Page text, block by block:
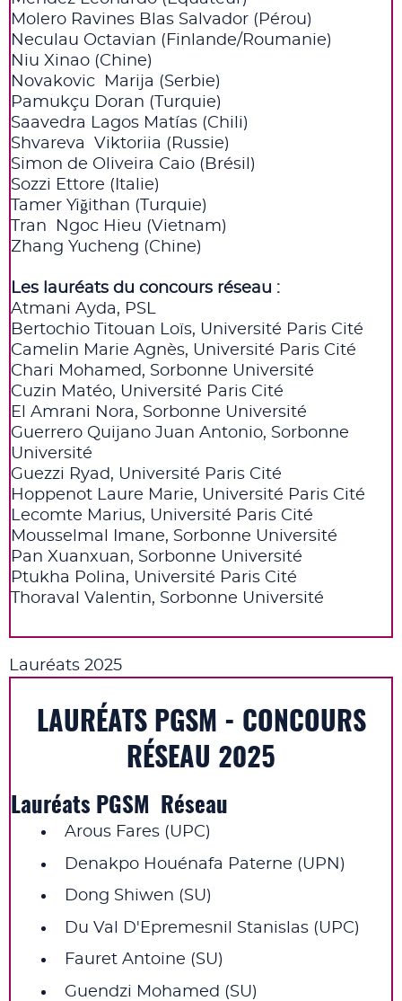
Molero Ravines Blas Salvador (Pérou)
Neculau Octavian (Finlande/Roumanie)
Niu Xinao (Chine)
Novakovic Marija (Serbie)
Pamukçu Doran (Turquie)
Saavedra Lagos Matías (Chili)
Shvareva Viktoriia (Russie)
Simon de Oliveira Caio (Brésil)
Sozzi Ettore (Italie)
Tamer Yiğithan (Turquie)
Tran Ngoc Hieu (Vietnam)
Zhang Yucheng (Chine)
Les lauréats du concours réseau :
Atmani Ayda, PSL
Bertochio Titouan Loïs, Université Paris Cité
Camelin Marie Agnès, Université Paris Cité
Chari Mohamed, Sorbonne Université
Cuzin Matéo, Université Paris Cité
El Amrani Nora, Sorbonne Université
Guerrero Quijano Juan Antonio, Sorbonne
Université
Guezzi Ryad, Université Paris Cité
Hoppenot Laure Marie, Université Paris Cité
Lecomte Marius, Université Paris Cité
Mousselmal Imane, Sorbonne Université
Pan Xuanxuan, Sorbonne Université
Ptukha Polina, Université Paris Cité
Thoraval Valentin, Sorbonne Université
Lauréats 2025
LAURÉATS PGSM - CONCOURS
RÉSEAU 2025
Lauréats PGSM Réseau
Arous Fares (UPC)
Denakpo Houénafa Paterne (UPN)
Dong Shiwen (SU)
Du Val D'Epremesnil Stanislas (UPC)
Fauret Antoine (SU)
Guendzi Mohamed (SU)